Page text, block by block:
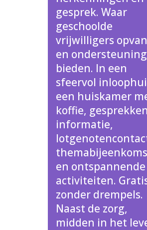
gesprek. Waar
geschoolde
vrijwilligers
en ondersteuning
bieden. In een
sfeervol
een huiskamer
koffie,
informatie,
en ontspannende
activiteiten.
zonder drempels.
Naast de zorg,
midden in het